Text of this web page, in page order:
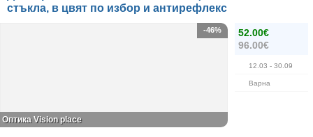
стъкла, в цвят по избор и антирефлекс
52.00€
96.00€
12.03 - 30.09
Варна
-46%
Оптика Vision place